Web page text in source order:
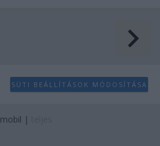
SÜTI BEÁLLÍTÁSOK MÓDOSÍTÁSA
mobil |